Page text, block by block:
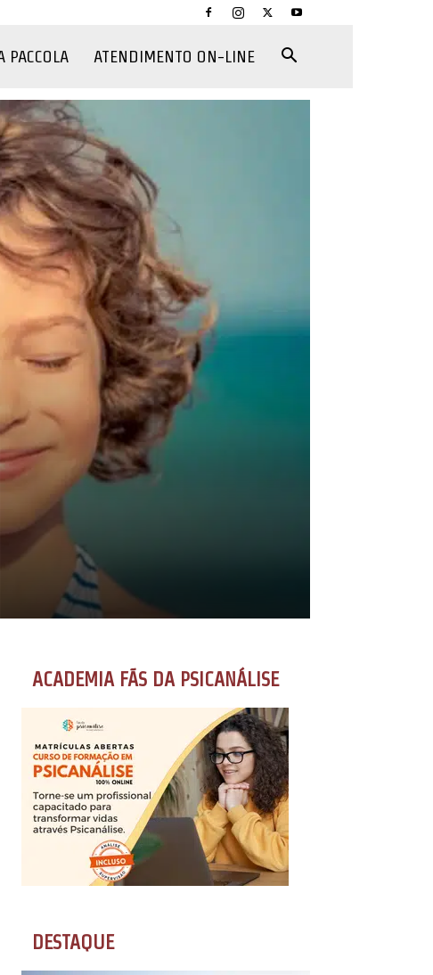
PACCOLA ATENDIMENTO ON-LINE
ACADEMIA FÃS DA PSICANÁLISE
DESTAQUE